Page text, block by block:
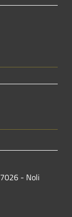
- Noli